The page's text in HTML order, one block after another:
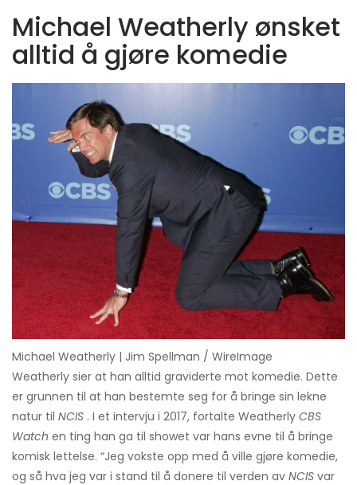
Michael Weatherly ønsket
alltid å gjøre komedie
Michael Weatherly | Jim Spellman / WireImage
Weatherly sier at han alltid graviderte mot komedie. Dette
er grunnen til at han bestemte seg for å bringe sin lekne
natur til NCIS . I et intervju i 2017, fortalte Weatherly CBS
Watch en ting han ga til showet var hans evne til å bringe
komisk lettelse. “Jeg vokste opp med å ville gjøre komedie,
og så hva jeg var i stand til å donere til verden av NCIS var